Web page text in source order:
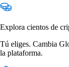
Explora cientos de
Tú eliges. Cambia
la plataforma.